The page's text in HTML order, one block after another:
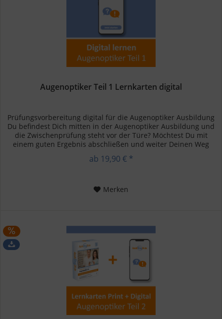
Augenoptiker Teil 1 Lernkarten digital
Prüfungsvorbereitung digital für die Augenoptiker Ausbildung
Du befindest Dich mitten in der Augenoptiker Ausbildung und
die Zwischenprüfung steht vor der Türe? Möchtest Du mit
einem guten Ergebnis abschließen und weiter Deinen Weg
ab 19,90 € *
Merken